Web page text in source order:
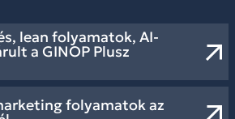
lean folyamatok, AI-
a GINOP Plusz
folyamatok az